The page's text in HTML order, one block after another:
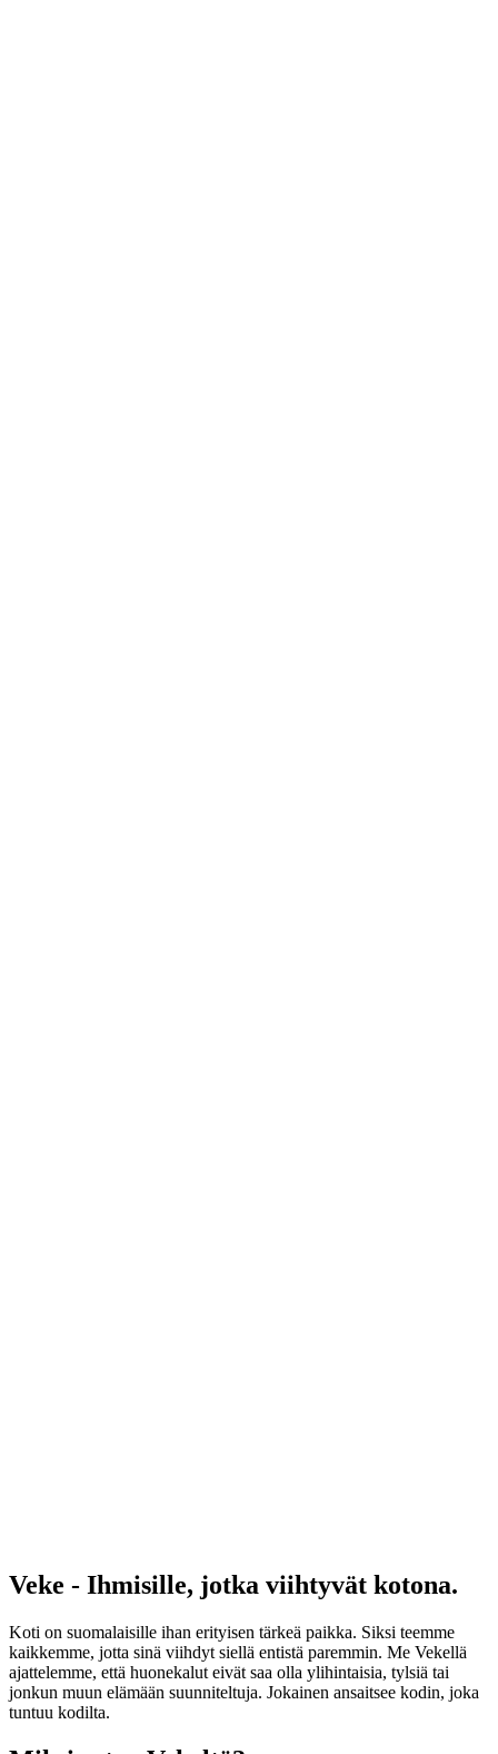
Veke - Ihmisille, jotka viihtyvät kotona.
Koti on suomalaisille ihan erityisen tärkeä paikka. Siksi teemme
kaikkemme, jotta sinä viihdyt siellä entistä paremmin. Me Vekellä
ajattelemme, että huonekalut eivät saa olla ylihintaisia, tylsiä tai
jonkun muun elämään suunniteltuja. Jokainen ansaitsee kodin, joka
tuntuu kodilta.